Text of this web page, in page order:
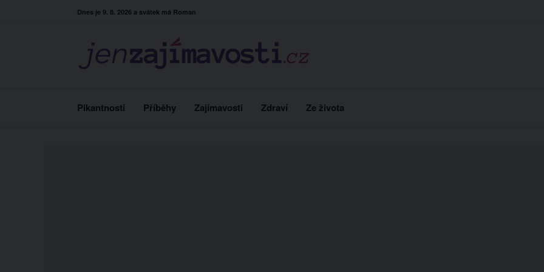
Dnes je 9. 8. 2026 a svátek má Roman
Pikantnosti Příběhy Zajímavosti Zdraví Ze života